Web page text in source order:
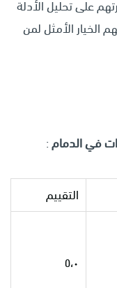
على تحليل الأدلة
الخيار الأمثل لمن
في الدمام:
التقييم
٥،٠